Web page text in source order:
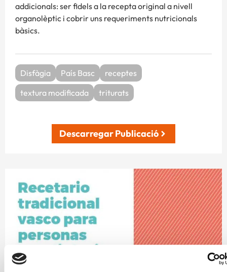
addicionals: ser fidels a la recepta original a nivell
organolèptic i cobrir uns requeriments nutricionals
bàsics.
Disfàgia País Basc
receptes
textura modificada
triturats
Descarregar Publicació